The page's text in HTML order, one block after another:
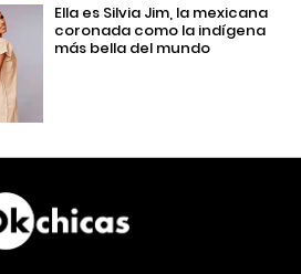
Ella es Silvia Jim, la mexicana
coronada como la indígena
más bella del mundo